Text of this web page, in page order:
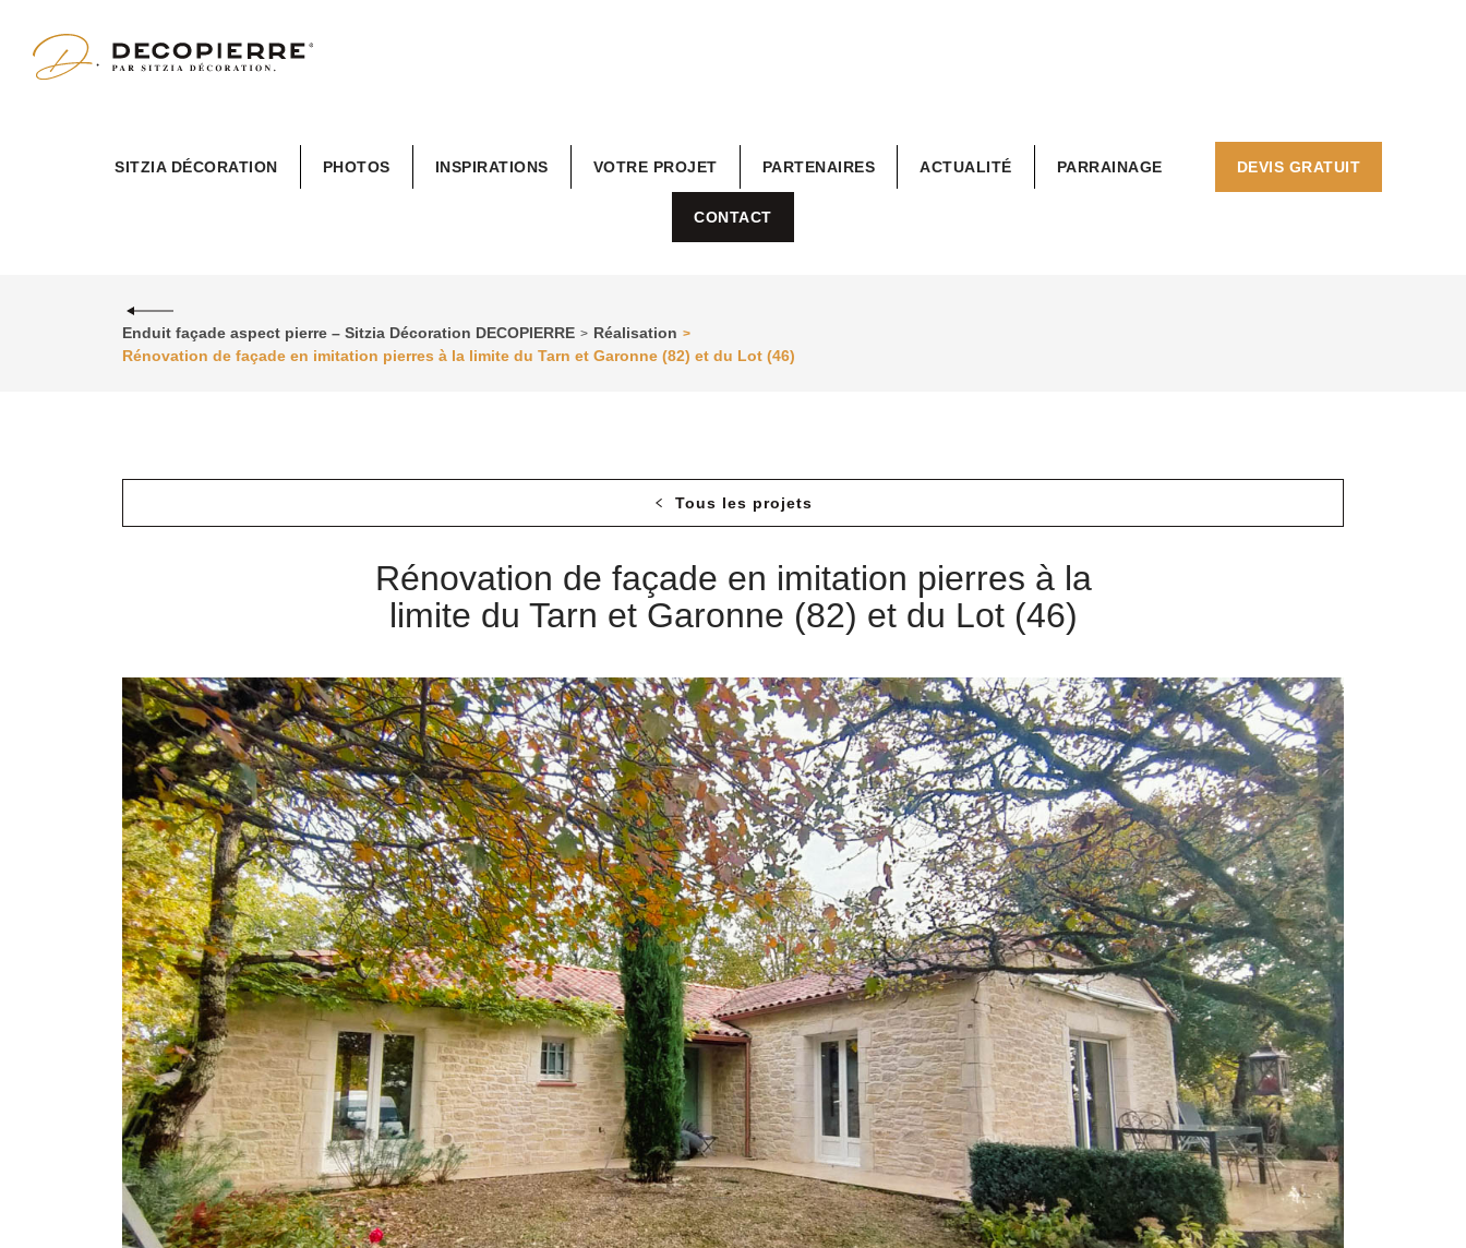
SITZIA DÉCORATION PHOTOS INSPIRATIONS VOTRE PROJET PARTENAIRES ACTUALITÉ PARRAINAGE DEVIS GRATUIT
CONTACT
Enduit façade aspect pierre – Sitzia Décoration DECOPIERRE > Réalisation >
Rénovation de façade en imitation pierres à la limite du Tarn et Garonne (82) et du Lot (46)
Tous les projets
Rénovation de façade en imitation pierres à la
limite du Tarn et Garonne (82) et du Lot (46)